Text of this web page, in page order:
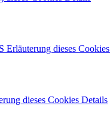
Erläuterung dieses Cookies
dieses Cookies Details